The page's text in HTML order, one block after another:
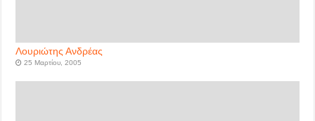
Λουριώτης Ανδρέας
25 Μαρτίου, 2005